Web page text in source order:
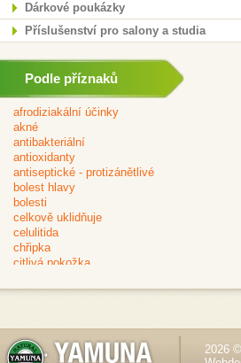
Dárkové poukázky
Příslušenství pro salony a studia
Podle příznaků
2026